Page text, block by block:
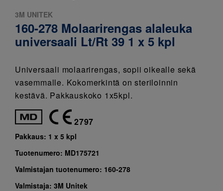
3M UNITEK
160-278 Molaarirengas alaleuka
universaali Lt/Rt 39 1 x 5 kpl
Universaali molaarirengas, sopii oikealle sekä
vasemmalle. Kokomerkintä on steriloinnin
kestävä. Pakkauskoko 1x5kpl.
2797
Pakkaus: 1 x 5 kpl
Tuotenumero: MD175721
Valmistajan tuotenumero: 160-278
Valmistaja: 3M Unitek